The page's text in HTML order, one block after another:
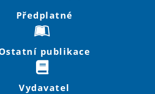
Předplatné
publikace
Vydavatel